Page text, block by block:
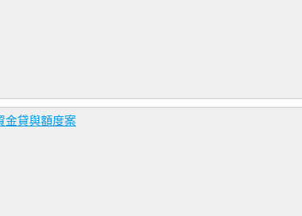
金貸與額度案